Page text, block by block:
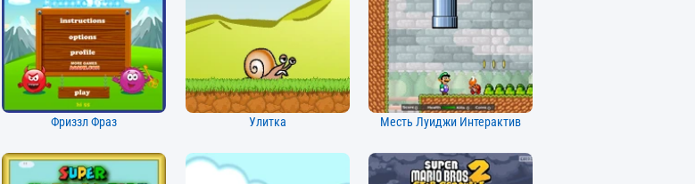
Фриззл Фраз Улитка Месть Луиджи Интерактив